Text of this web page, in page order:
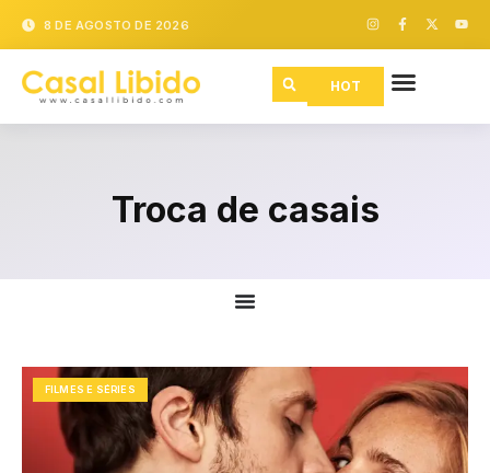
8 DE AGOSTO DE 2026
HOT
Troca de casais
FILMES E SÉRIES